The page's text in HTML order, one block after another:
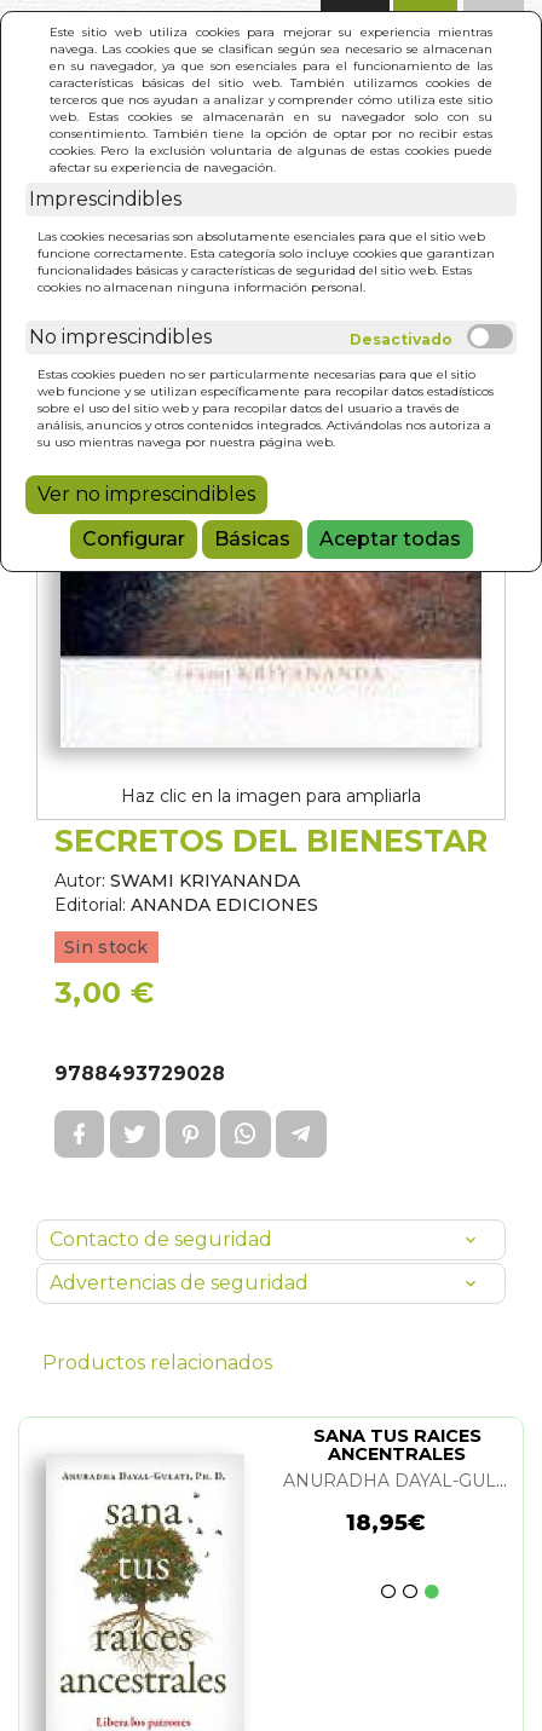
Este sitio web utiliza cookies para mejorar su experiencia mientras
navega. Las cookies que se clasifican según sea necesario se almacenan
en su navegador, ya que son esenciales para el funcionamiento de las
características básicas del sitio web. También utilizamos cookies de
terceros que nos ayudan a analizar y comprender cómo utiliza este sitio
web. Estas cookies se almacenarán en su navegador solo con su
consentimiento. También tiene la opción de optar por no recibir estas
cookies. Pero la exclusión voluntaria de algunas de estas cookies puede
afectar su experiencia de navegación.
Imprescindibles
Las cookies necesarias son absolutamente esenciales para que el sitio web
funcione correctamente. Esta categoría solo incluye cookies que garantizan
funcionalidades básicas y características de seguridad del sitio web. Estas
cookies no almacenan ninguna información personal.
No imprescindibles
Estas cookies pueden no ser particularmente necesarias para que el sitio
web funcione y se utilizan específicamente para recopilar datos estadísticos
sobre el uso del sitio web y para recopilar datos del usuario a través de
análisis, anuncios y otros contenidos integrados. Activándolas nos autoriza a
su uso mientras navega por nuestra página web.
Ver no imprescindibles
Configurar
Básicas Aceptar todas
INICIO > SECRETOS DEL BIENESTAR
Haz clic en la imagen para ampliarla
SECRETOS DEL BIENESTAR
Autor: SWAMI KRIYANANDA
Editorial: ANANDA EDICIONES
Sin stock
3,00 €
9788493729028
Contacto de seguridad
Advertencias de seguridad
Productos relacionados
SANA TUS RAICES
ANCENTRALES
ANURADHA DAYAL-GULATI
18,95€